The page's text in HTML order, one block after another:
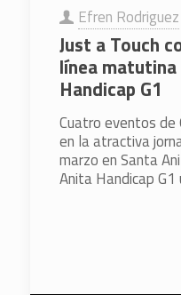
Efren Rodriguez
Just a Touch
línea
Handicap G1
Cuatro eventos de
en la atractiva
marzo en Santa
Anita Handicap G1